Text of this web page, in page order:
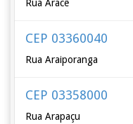
Rua Aracê
CEP 03360040
Rua Araiporanga
CEP 03358000
Rua Arapaçu